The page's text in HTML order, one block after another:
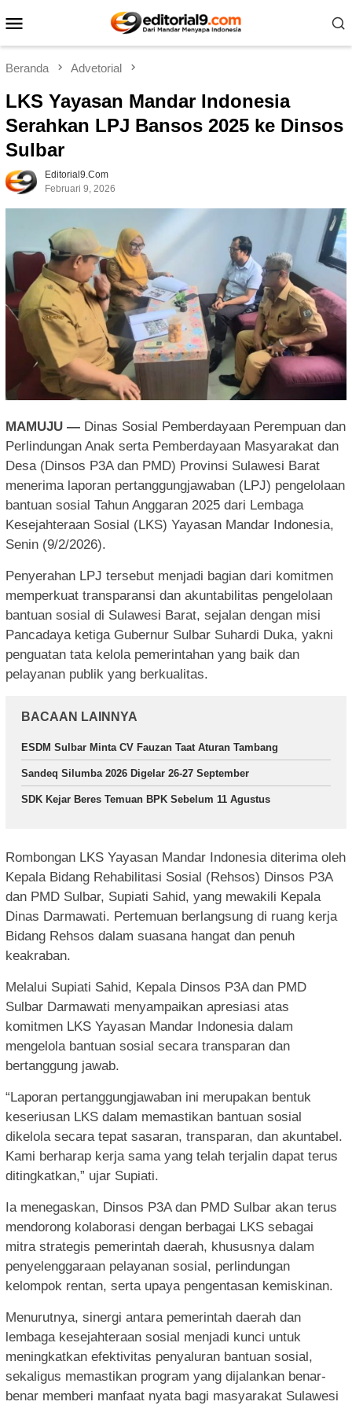
ke
Mobile
Beranda Advetorial
LKS Yayasan Mandar Indonesia
Serahkan LPJ Bansos 2025 ke Dinsos
Sulbar
Editorial9.com
Februari 9, 2026
MAMUJU — Dinas Sosial Pemberdayaan Perempuan dan
Perlindungan Anak serta Pemberdayaan Masyarakat dan
Desa (Dinsos P3A dan PMD) Provinsi Sulawesi Barat
menerima laporan pertanggungjawaban (LPJ) pengelolaan
bantuan sosial Tahun Anggaran 2025 dari Lembaga
Kesejahteraan Sosial (LKS) Yayasan Mandar Indonesia,
Senin (9/2/2026).
Penyerahan LPJ tersebut menjadi bagian dari komitmen
memperkuat transparansi dan akuntabilitas pengelolaan
bantuan sosial di Sulawesi Barat, sejalan dengan misi
Pancadaya ketiga Gubernur Sulbar Suhardi Duka, yakni
penguatan tata kelola pemerintahan yang baik dan
pelayanan publik yang berkualitas.
BACAAN LAINNYA
ESDM Sulbar Minta CV Fauzan Taat Aturan Tambang
Sandeq Silumba 2026 Digelar 26-27 September
SDK Kejar Beres Temuan BPK Sebelum 11 Agustus
Rombongan LKS Yayasan Mandar Indonesia diterima oleh
Kepala Bidang Rehabilitasi Sosial (Rehsos) Dinsos P3A
dan PMD Sulbar, Supiati Sahid, yang mewakili Kepala
Dinas Darmawati. Pertemuan berlangsung di ruang kerja
Bidang Rehsos dalam suasana hangat dan penuh
keakraban.
Melalui Supiati Sahid, Kepala Dinsos P3A dan PMD
Sulbar Darmawati menyampaikan apresiasi atas
komitmen LKS Yayasan Mandar Indonesia dalam
mengelola bantuan sosial secara transparan dan
bertanggung jawab.
“Laporan pertanggungjawaban ini merupakan bentuk
keseriusan LKS dalam memastikan bantuan sosial
dikelola secara tepat sasaran, transparan, dan akuntabel.
Kami berharap kerja sama yang telah terjalin dapat terus
ditingkatkan,” ujar Supiati.
Ia menegaskan, Dinsos P3A dan PMD Sulbar akan terus
mendorong kolaborasi dengan berbagai LKS sebagai
mitra strategis pemerintah daerah, khususnya dalam
penyelenggaraan pelayanan sosial, perlindungan
kelompok rentan, serta upaya pengentasan kemiskinan.
Menurutnya, sinergi antara pemerintah daerah dan
lembaga kesejahteraan sosial menjadi kunci untuk
meningkatkan efektivitas penyaluran bantuan sosial,
sekaligus memastikan program yang dijalankan benar-
benar memberi manfaat nyata bagi masyarakat Sulawesi